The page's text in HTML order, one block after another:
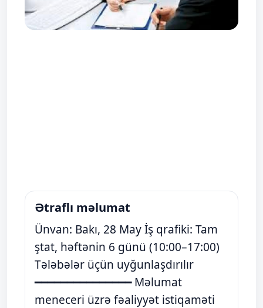
Ətraflı məlumat
Ünvan: Bakı, 28 May İş qrafiki: Tam
ştat, həftənin 6 günü (10:00–17:00)
Tələbələr üçün uyğunlaşdırılır
━━━━━━━━━━━━━━━ Məlumat
meneceri üzrə fəaliyyət istiqaməti